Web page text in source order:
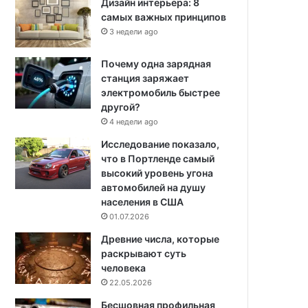
Дизайн интерьера: 8
самых важных принципов
3 недели ago
Почему одна зарядная
станция заряжает
электромобиль быстрее
другой?
4 недели ago
Исследование показало,
что в Портленде самый
высокий уровень угона
автомобилей на душу
населения в США
01.07.2026
Древние числа, которые
раскрывают суть
человека
22.05.2026
Бесшовная профильная